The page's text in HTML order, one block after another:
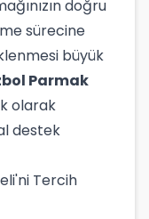
doğru
sürecine
büyük
Parmak
olarak
destek
Tercih